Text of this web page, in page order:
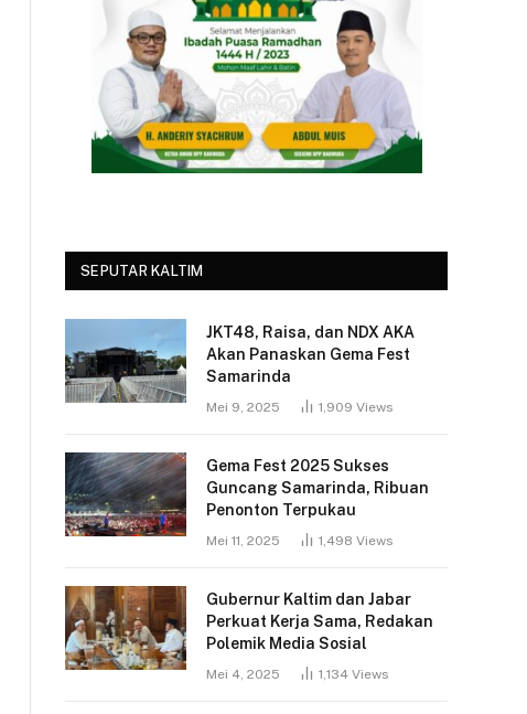
SEPUTAR KALTIM
JKT48, Raisa, dan NDX AKA
Akan Panaskan Gema Fest
Samarinda
Mei 9, 2025 1,909 Views
Gema Fest 2025 Sukses
Guncang Samarinda, Ribuan
Penonton Terpukau
Mei 11, 2025 1,498 Views
Gubernur Kaltim dan Jabar
Perkuat Kerja Sama, Redakan
Polemik Media Sosial
Mei 4, 2025 1,134 Views